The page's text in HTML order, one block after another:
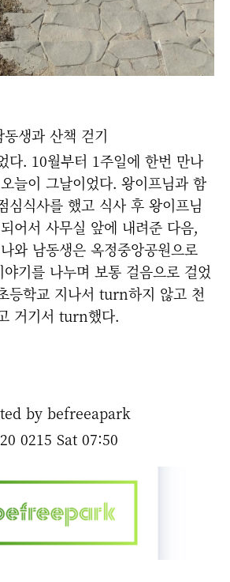
생과 산책 걷기
다. 10월부터 1주일에 한번 만나
늘이 그날이었다. 왕이프님과 함
심식사를 했고 식사 후 왕이프님
어서 사무실 앞에 내려준 다음,
와 남동생은 옥정중앙공원으로
기를 나누며 보통 걸음으로 걸었
등학교 지나서 turn하지 않고 천
거기서 turn했다.
by befreeapark
0215 Sat 07:50